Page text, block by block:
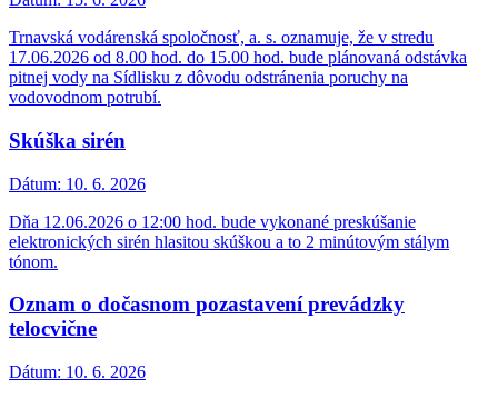
Trnavská vodárenská spoločnosť, a. s. oznamuje, že v stredu
17.06.2026 od 8.00 hod. do 15.00 hod. bude plánovaná odstávka
pitnej vody na Sídlisku z dôvodu odstránenia poruchy na
vodovodnom potrubí.
Skúška sirén
Dátum: 10. 6. 2026
Dňa 12.06.2026 o 12:00 hod. bude vykonané preskúšanie
elektronických sirén hlasitou skúškou a to 2 minútovým stálym
tónom.
Oznam o dočasnom pozastavení prevádzky
telocvične
Dátum: 10. 6. 2026